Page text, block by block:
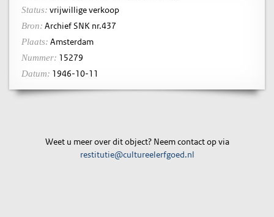
Status: vrijwillige verkoop
Bron: Archief SNK nr.437
Plaats: Amsterdam
Nummer: 15279
Datum: 1946-10-11
Weet u meer over dit object? Neem contact op via
restitutie@cultureelerfgoed.nl